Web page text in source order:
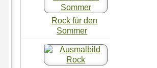
Rock für den
Sommer